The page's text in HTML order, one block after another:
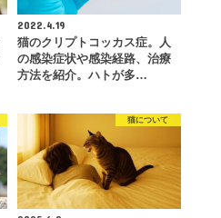
2022.4.19
猫のクリプトコッカス症。人
の感染症状や感染経路、治療
方法を紹介。ハトが多…
猫について